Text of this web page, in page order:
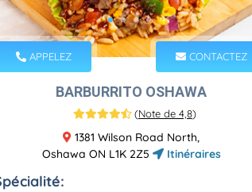
APPELEZ CONTACTEZ
BARBURRITO OSHAWA
(Note de 4,8)
1381 Wilson Road North,
Oshawa ON L1K 2Z5
Itinéraires